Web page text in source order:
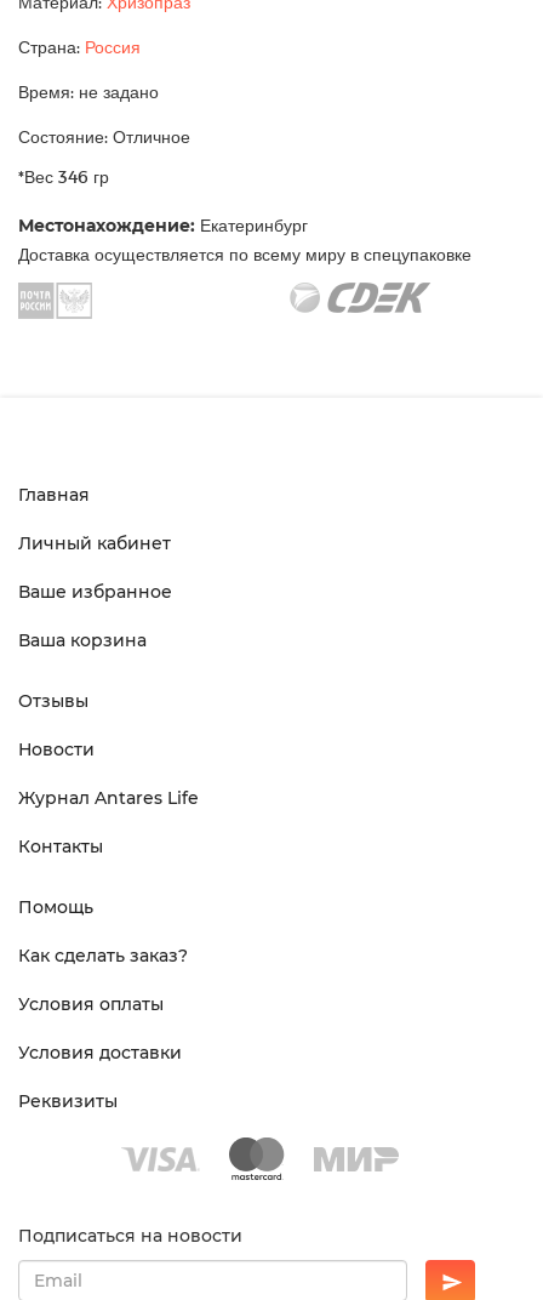
Страна: Россия
Время: не задано
Состояние: Отличное
*Вес 346 гр
Местонахождение: Екатеринбург
Доставка осуществляется по всему миру в спецупаковке
Главная
Личный кабинет
Ваше избранное
Ваша корзина
Отзывы
Новости
Журнал Antares Life
Контакты
Помощь
Как сделать заказ?
Условия оплаты
Условия доставки
Реквизиты
Подписаться на новости